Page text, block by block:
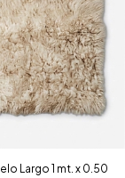
Largo 1 mt. x 0.50